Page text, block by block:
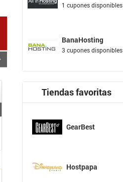
1 cupones disponibles
BanaHosting
3 cupones disponibles
Tiendas favoritas
GearBest
Hostpapa